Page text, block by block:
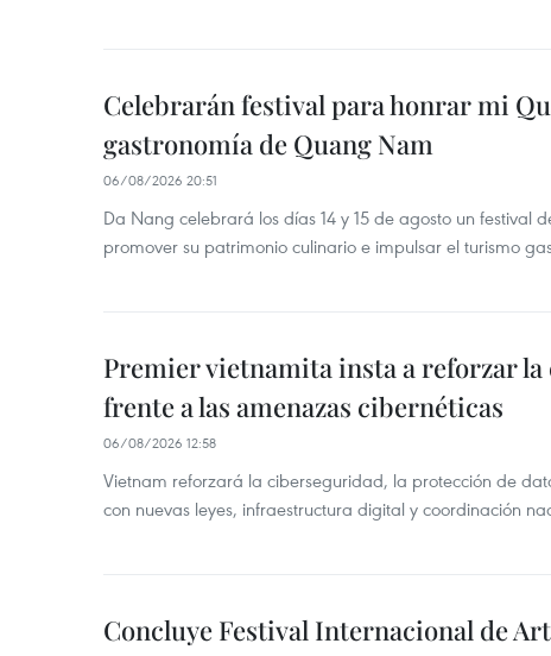
Celebrarán festival para honrar mi
gastronomía de Quang Nam
06/08/2026 20:51
Da Nang celebrará los días 14 y 15 de agosto un festival
promover su patrimonio culinario e impulsar el turismo
Premier vietnamita insta a reforzar
frente a las amenazas cibernéticas
06/08/2026 12:58
Vietnam reforzará la ciberseguridad, la protección de
con nuevas leyes, infraestructura digital y coordinación
Concluye Festival Internacional de